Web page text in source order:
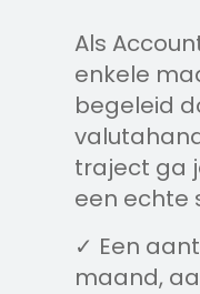
Als
enkele
begeleid
traject ga
een echte
✓ Een
maand,